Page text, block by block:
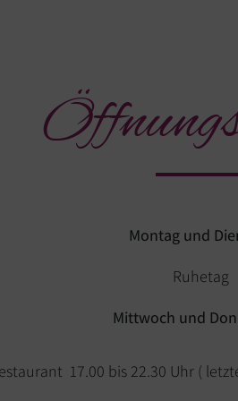
Montag und
Ruhetag
Mittwoch und
17.00 bis 22.30 Uhr (